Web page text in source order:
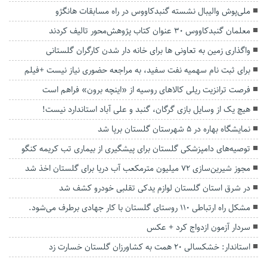
ملی‌پوش والیبال نشسته گنبدکاووس در راه مسابقات هانگژو
معلمان گنبدکاووس ۳۰ عنوان کتاب پژوهش‌محور تالیف کردند
واگذاری زمین به تعاونی ها برای خانه دار شدن کارگران گلستانی
برای ثبت نام سهمیه نفت سفید، به مراجعه حضوری نیاز نیست +فیلم
فرصت ترانزیت ریلی کالاهای روسیه از «اینچه برون» فراهم است
هیچ یک از وسایل بازی گرگان، گنبد و علی آباد استاندارد نیست!
نمایشگاه بهاره در ۵ شهرستان گلستان برپا شد
توصیه‌های دامپزشکی گلستان برای پیشگیری از بیماری تب کریمه کنگو
مجوز شیرین‌سازی ۷۲ میلیون مترمکعب آب دریا برای گلستان اخذ شد
در شرق استان گلستان لوازم یدکی تقلبی خودرو کشف شد
مشکل راه ارتباطی ۱۱۰ روستای گلستان با کار جهادی برطرف می‌شود.
سردار آزمون ازدواج کرد + عکس
استاندار: خشکسالی ۲۰ همت به کشاورزان گلستان خسارت زد